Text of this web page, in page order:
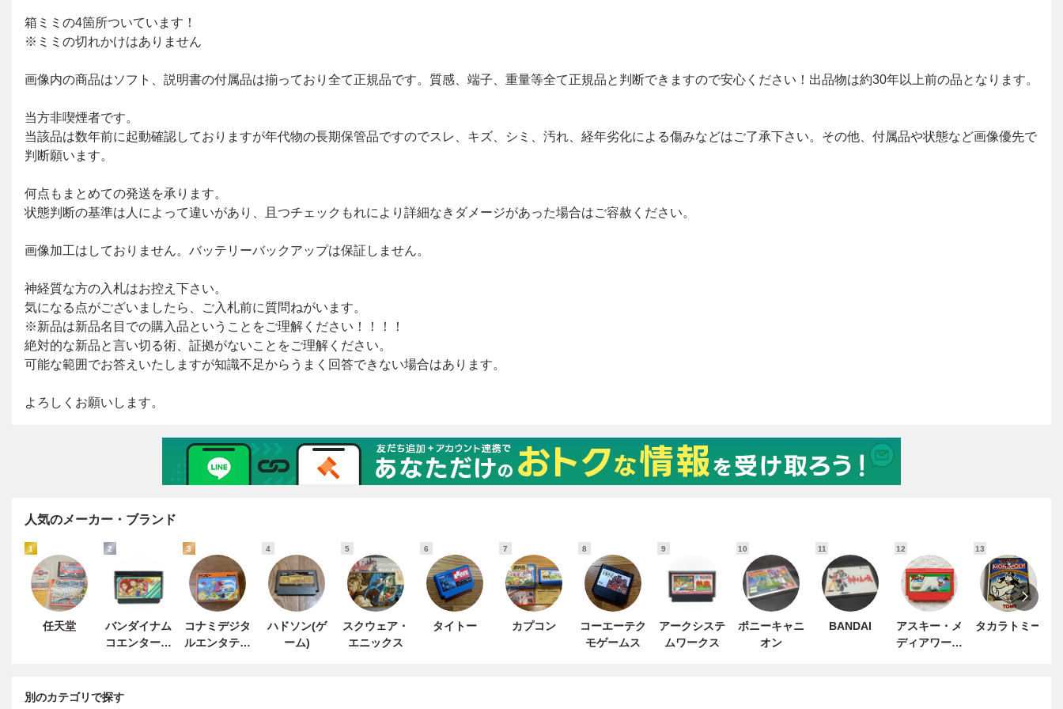
人気のメーカー・ブランド
1
任天堂
2
バンダイナム
コエンターテ
3
コナミデジタ
ルエンタテイ
4
ハドソン(ゲ
ーム)
5
スクウェア・
エニックス
6
タイトー
7
カプコン
8
コーエーテク
モゲームス
9
アークシステ
ムワークス
10
ポニーキャニ
オン
11
BANDAI
12
アスキー・メ
ディアワーク
13
タカラトミー
別のカテゴリで探す